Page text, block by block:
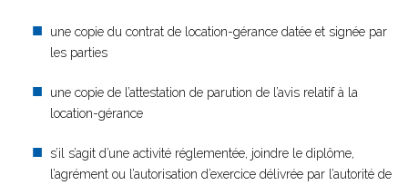
une copie du contrat de location-gérance datée et signée par
les parties
une copie de l’attestation de parution de l’avis relatif à la
location-gérance
s’il s’agit d’une activité réglementée, joindre le diplôme,
l’agrément ou l’autorisation d’exercice délivrée par l’autorité de